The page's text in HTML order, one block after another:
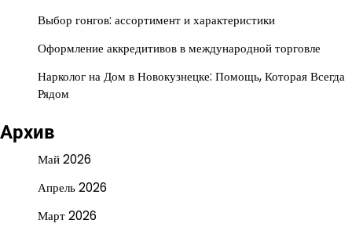
Выбор гонгов: ассортимент и характеристики
Оформление аккредитивов в международной торговле
Нарколог на Дом в Новокузнецке: Помощь, Которая Всегда
Рядом
Архив
Май 2026
Апрель 2026
Март 2026